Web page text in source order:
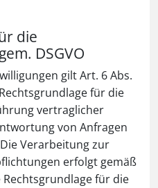
die
DSGVO
gilt Art. 6 Abs.
für die
vertraglicher
von Anfragen
Die Verarbeitung zur
erfolgt gemäß
Rechtsgrundlage für die